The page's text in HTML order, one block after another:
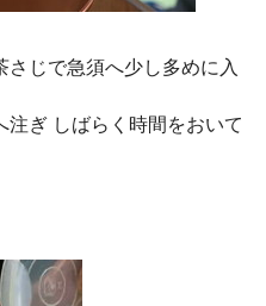
じで急須へ少し多めに入
ぎ しばらく時間をおいて